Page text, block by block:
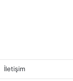
İletişim